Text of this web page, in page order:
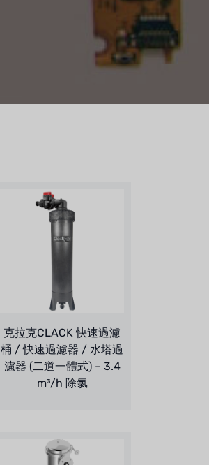
克拉克CLACK 快速過濾
桶 / 快速過濾器 / 水塔過
濾器 (二道一體式) – 3.4
m³/h 除氯